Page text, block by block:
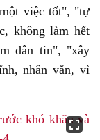
việc tốt", "tự
không làm hết
dân tin", "xây
nhân văn, vì